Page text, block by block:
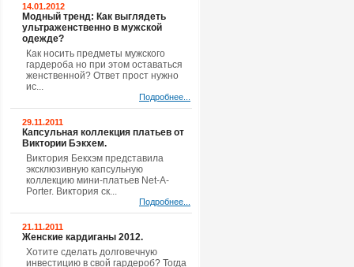
14.01.2012
Модный тренд: Как выглядеть
ультраженственно в мужской
одежде?
Как носить предметы мужского
гардероба но при этом оставаться
женственной? Ответ прост нужно
ис...
Подробнее...
29.11.2011
Капсульная коллекция платьев от
Виктории Бэкхем.
Виктория Бекхэм представила
эксклюзивную капсульную
коллекцию мини-платьев Net-A-
Porter. Виктория ск...
Подробнее...
21.11.2011
Женские кардиганы 2012.
Хотите сделать долговечную
инвестицию в свой гардероб? Тогда